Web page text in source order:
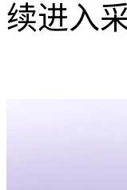
续进入